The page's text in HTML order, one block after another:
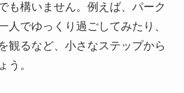
も構いません。例えば、パーク
人でゆっくり過ごしてみたり、
観るなど、小さなステップから
う。